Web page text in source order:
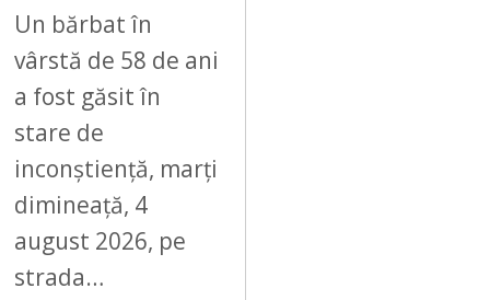
Un bărbat în
vârstă de 58 de ani
a fost găsit în
stare de
inconștiență, marți
dimineață, 4
august 2026, pe
strada…